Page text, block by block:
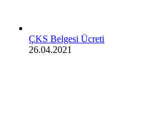
ÇKS Belgesi Ücreti
26.04.2021